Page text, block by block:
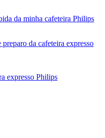
da minha cafeteira Philips
da cafeteira expresso
expresso Philips